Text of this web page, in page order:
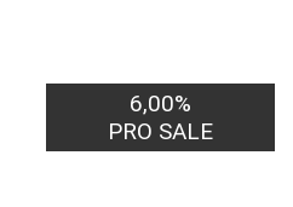
6,00%
PRO SALE